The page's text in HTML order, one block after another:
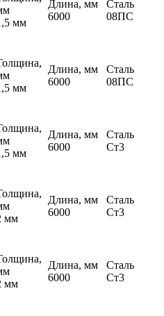
мм
Длина, мм
6000
Сталь
08ПС
мм
Длина, мм
6000
Сталь
08ПС
мм
Длина, мм
6000
Сталь
Ст3
мм
Длина, мм
6000
Сталь
Ст3
мм
Длина, мм
6000
Сталь
Ст3